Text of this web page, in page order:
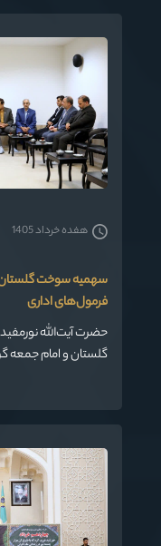
سهمیه سوخت گلستان
فرمول‌های اداری
حضرت آیت‌الله
گلستان و امام جمعه
حسینی، مدیرعامل
گلستان و جمعی از
هفده خرداد 1405